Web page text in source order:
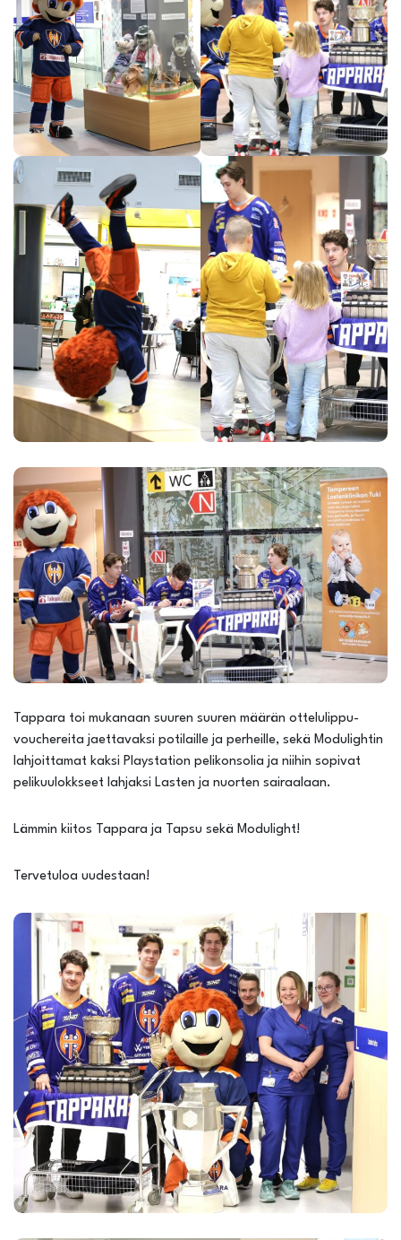
Tappara toi mukanaan suuren suuren määrän ottelulippu-
vouchereita jaettavaksi potilaille ja perheille, sekä Modulightin
lahjoittamat kaksi Playstation pelikonsolia ja niihin sopivat
pelikuulokkseet lahjaksi Lasten ja nuorten sairaalaan.
Lämmin kiitos Tappara ja Tapsu sekä Modulight!
Tervetuloa uudestaan!